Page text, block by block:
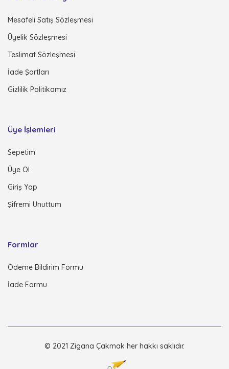
Mesafeli Satış Sözleşmesi
Üyelik Sözleşmesi
Teslimat Sözleşmesi
İade Şartları
Gizlilik Politikamız
Üye İşlemleri
Sepetim
Üye Ol
Giriş Yap
Şifremi Unuttum
Formlar
Ödeme Bildirim Formu
İade Formu
© 2021 Zigana Çakmak her hakkı saklıdır.